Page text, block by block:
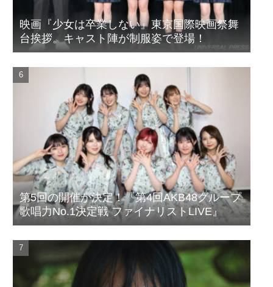
映画『少女は卒業しない』東京国際映画祭舞
台挨拶。キャスト陣が制服姿で登場！
第5回の開催が決定！『第4回AKB48グループ
歌唱力No.1決定戦 ファイナリストLIVE』